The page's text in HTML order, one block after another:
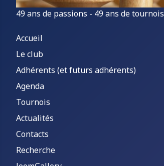
49 ans de passions - 49 ans de tournois
Accueil
Le club
Adhérents (et futurs adhérents)
Agenda
Tournois
Actualités
Contacts
Recherche